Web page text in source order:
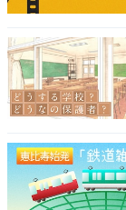
回答者からは「
性／群馬県）、
星空観察には抜
「標高が高く、
気だから」（50
せられています